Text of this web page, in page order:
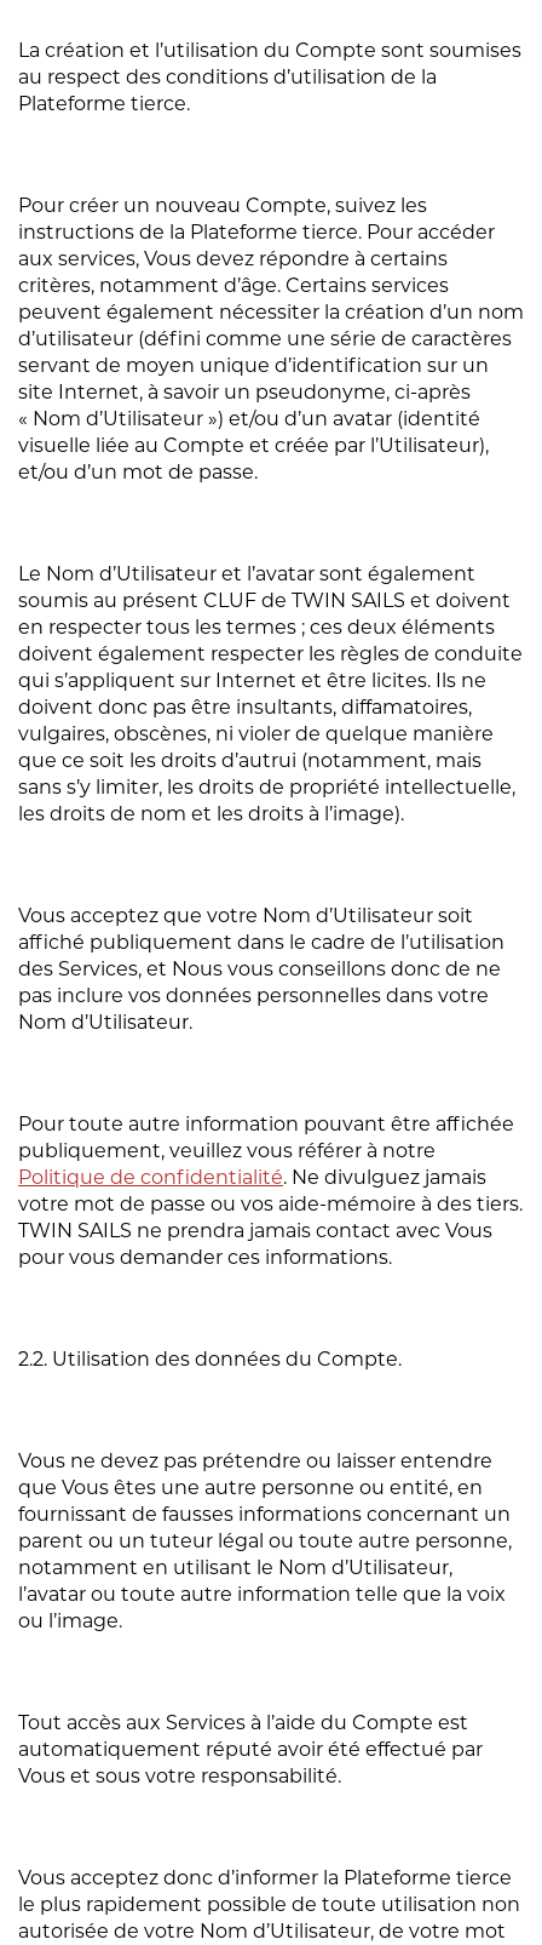
La création et l’utilisation du Compte sont soumises
au respect des conditions d’utilisation de la
Plateforme tierce.
Pour créer un nouveau Compte, suivez les
instructions de la Plateforme tierce. Pour accéder
aux services, Vous devez répondre à certains
critères, notamment d’âge. Certains services
peuvent également nécessiter la création d’un nom
d’utilisateur (défini comme une série de caractères
servant de moyen unique d’identification sur un
site Internet, à savoir un pseudonyme, ci-après
« Nom d’Utilisateur ») et/ou d’un avatar (identité
visuelle liée au Compte et créée par l’Utilisateur),
et/ou d’un mot de passe.
Le Nom d’Utilisateur et l’avatar sont également
soumis au présent CLUF de TWIN SAILS et doivent
en respecter tous les termes ; ces deux éléments
doivent également respecter les règles de conduite
qui s’appliquent sur Internet et être licites. Ils ne
doivent donc pas être insultants, diffamatoires,
vulgaires, obscènes, ni violer de quelque manière
que ce soit les droits d’autrui (notamment, mais
sans s’y limiter, les droits de propriété intellectuelle,
les droits de nom et les droits à l’image).
Vous acceptez que votre Nom d’Utilisateur soit
affiché publiquement dans le cadre de l’utilisation
des Services, et Nous vous conseillons donc de ne
pas inclure vos données personnelles dans votre
Nom d’Utilisateur.
Pour toute autre information pouvant être affichée
publiquement, veuillez vous référer à notre
Politique de confidentialité. Ne divulguez jamais
votre mot de passe ou vos aide-mémoire à des tiers.
TWIN SAILS ne prendra jamais contact avec Vous
pour vous demander ces informations.
2.2. Utilisation des données du Compte.
Vous ne devez pas prétendre ou laisser entendre
que Vous êtes une autre personne ou entité, en
fournissant de fausses informations concernant un
parent ou un tuteur légal ou toute autre personne,
notamment en utilisant le Nom d’Utilisateur,
l’avatar ou toute autre information telle que la voix
ou l’image.
Tout accès aux Services à l’aide du Compte est
automatiquement réputé avoir été effectué par
Vous et sous votre responsabilité.
Vous acceptez donc d’informer la Plateforme tierce
le plus rapidement possible de toute utilisation non
autorisée de votre Nom d’Utilisateur, de votre mot